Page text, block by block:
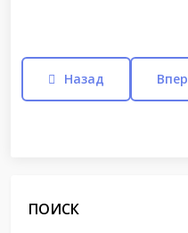
Предыдущий:
Назад
ПОИСК